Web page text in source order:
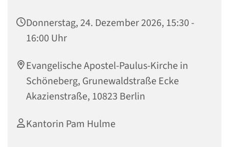
Donnerstag, 24. Dezember 2026, 15:30 -
16:00 Uhr
Evangelische Apostel-Paulus-Kirche in
Schöneberg, Grunewaldstraße Ecke
Akazienstraße, 10823 Berlin
Kantorin Pam Hulme